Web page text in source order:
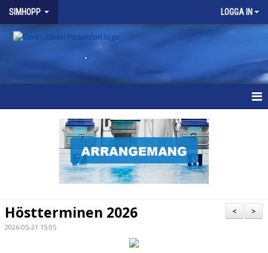
SIMHOPP LOGGA IN
.
VÅRA GRUPPER
KALENDER
>
<
Höstterminen 2026
2026-05-21 15:05